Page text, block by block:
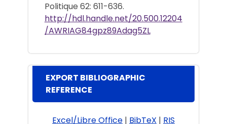
Politique 62: 611-636.
http://hdl.handle.net/20.500.12204
/AWRIAG84gpz89Adag5ZL
EXPORT BIBLIOGRAPHIC
REFERENCE
Excel/Libre Office | BibTeX | RIS